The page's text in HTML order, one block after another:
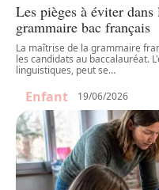
Les pièges à éviter dans
grammaire bac français
La maîtrise de la grammaire
les candidats au baccalauréat.
linguistiques, peut se…
Enfant 19/06/2026